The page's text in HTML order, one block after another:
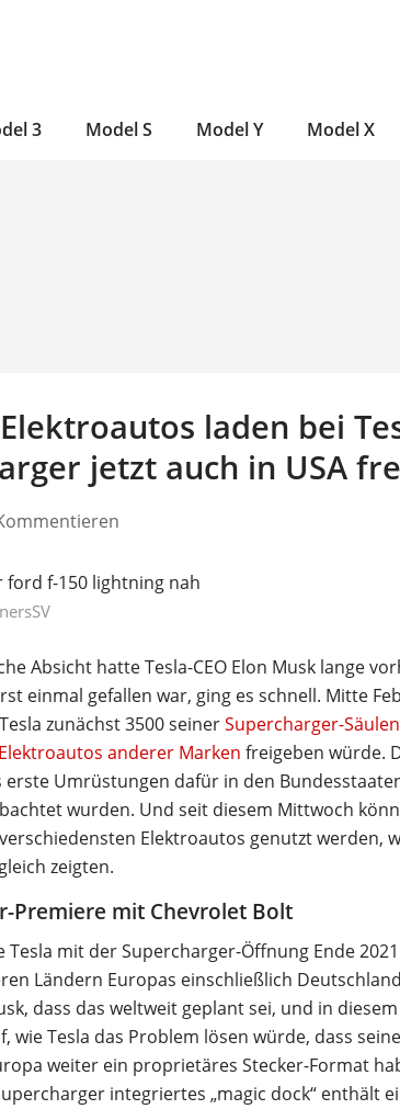
3 Model S Model Y Model X
laden bei
jetzt auch in USA
Absicht hatte Tesla-CEO Elon Musk lange
einmal gefallen war, ging es schnell. Mitte
zunächst 3500 seinerSupercharger-
anderer Marken freigeben würde.
erste Umrüstungen dafür in den
wurden. Und seit diesem Mittwoch
Elektroautos genutzt werden,
zeigten.
Premiere mit Chevrolet Bolt
Tesla mit der Supercharger-Öffnung Ende
Ländern Europas einschließlich
dass das weltweit geplant sei, und in
wie Tesla das Problem lösen würde, dass
weiter ein proprietäres Stecker-Format
integriertes „magic dock“ enthält